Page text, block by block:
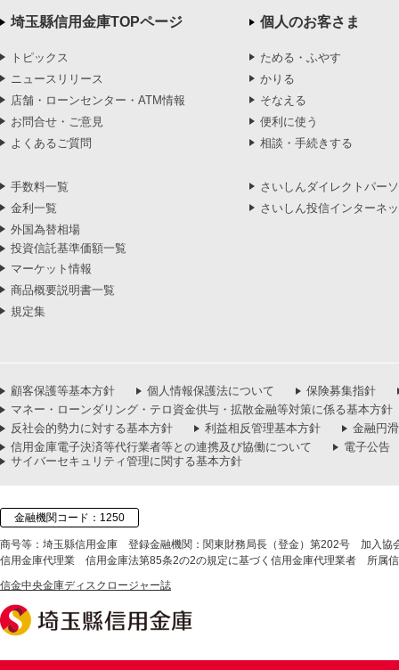
埼玉縣信用金庫TOPページ
トピックス
ニュースリリース
店舗・ローンセンター・ATM情報
お問合せ・ご意見
よくあるご質問
手数料一覧
金利一覧
外国為替相場
投資信託基準価額一覧
マーケット情報
商品概要説明書一覧
規定集
個人のお客さま
ためる・ふやす
かりる
そなえる
便利に使う
相談・手続きする
さいしんダイレクトパー
さいしん投信インターネ
顧客保護等基本方針 個人情報保護法について
保険募集指針
マネー・ローンダリング・テロ資金供与・拡散金融等対策に係る基本方針
反社会的勢力に対する基本方針
利益相反管理基本方針
金融円
信用金庫電子決済等代行業者等との連携及び協働について
電子公告
サイバーセキュリティ管理に関する基本方針
金融機関コード：1250
商号等：埼玉縣信用金庫 登録金融機関：関東財務局長（登金）第202号 加入協
信用金庫代理業 信用金庫法第85条2の2の規定に基づく信用金庫代理業者 所属
信金中央金庫ディスクロージャー誌